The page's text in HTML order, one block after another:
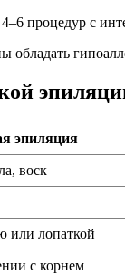
процедур с
эпиляция
воск
или лопаткой
с корнем